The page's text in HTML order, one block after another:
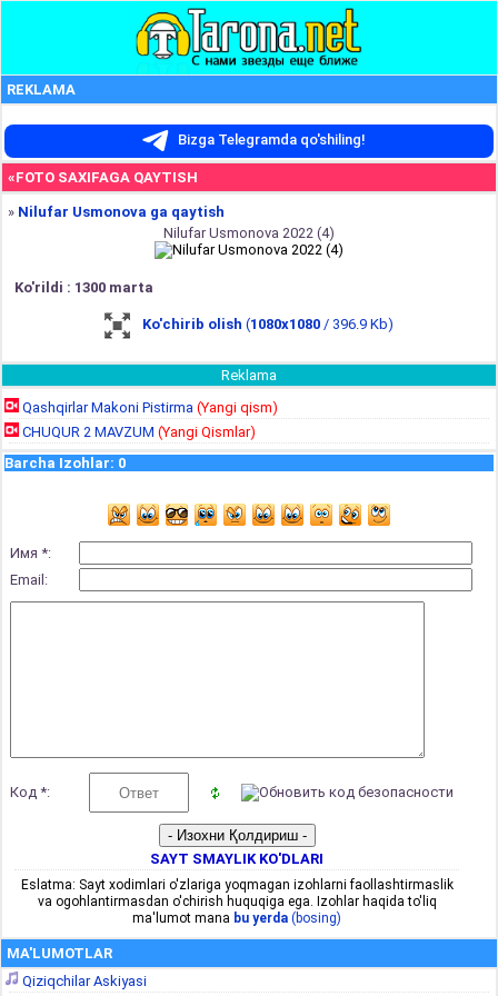
REKLAMA
Bizga Telegramda qo'shiling!
«FOTO SAXIFAGA QAYTISH
» Nilufar Usmonova ga qaytish
Nilufar Usmonova 2022 (4)
Ko'rildi : 1300 marta
Ko'chirib olish (1080x1080 / 396.9 Kb)
Reklama
Qashqirlar Makoni Pistirma (Yangi qism)
CHUQUR 2 MAVZUM (Yangi Qismlar)
Barcha Izohlar: 0
Имя *:
Email:
Код *:
SAYT SMAYLIK KO'DLARI
Eslatma: Sayt xodimlari o'zlariga yoqmagan izohlarni faollashtirmaslik
va ogohlantirmasdan o'chirish huquqiga ega. Izohlar haqida to'liq
ma'lumot mana bu yerda (bosing)
MA'LUMOTLAR
Qiziqchilar Askiyasi